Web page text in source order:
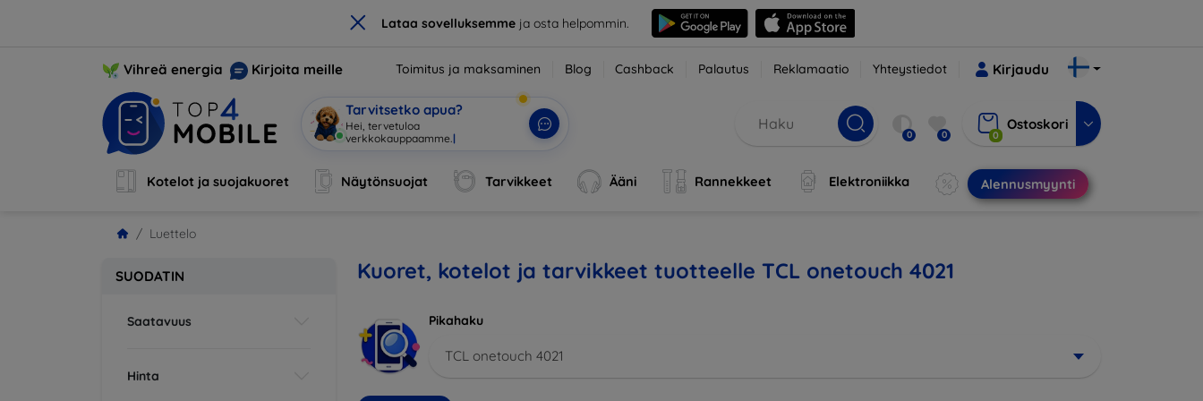
× Lataa sovelluksemmeja osta helpommin.
Vihreä energia Kirjoita meille Toimitus ja maksaminen Blog Cashback Palautus Reklamaatio Yhteystiedot Kirjaudu
Tarvitsetko apua?
Hei, tervetuloa
verkkokauppaamme | 0 0 0
Ostoskori
Kotelot ja suojakuoret Näytönsuojat Tarvikkeet Ääni Rannekkeet Elektroniikka Alennusmyynti
Luettelo
SUODATIN
Saatavuus
Hinta
Kuoret, kotelot ja tarvikkeet tuotteelle TCL onetouch 4021
Pikahaku
TCL onetouch 4021